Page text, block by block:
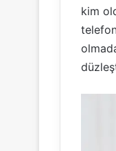
kim